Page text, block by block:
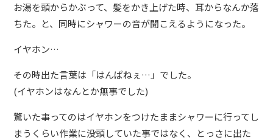
お湯を頭からかぶって、髪をかき上げた時、耳からなんか落
ちた。と、同時にシャワーの音が聞こえるようになった。
イヤホン…
その時出た言葉は「はんぱねぇ…」でした。
(イヤホンはなんとか無事でした)
驚いた事ってのはイヤホンをつけたままシャワーに行ってし
まうくらい作業に没頭していた事ではなく、とっさに出た